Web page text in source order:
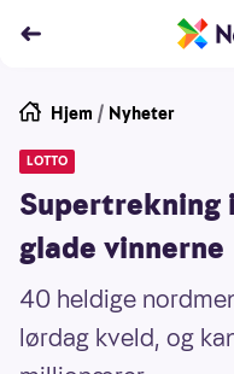
Hjem / Nyheter
LOTTO
Supertrekning
glade vinnerne
40 heldige
lørdag kveld, og